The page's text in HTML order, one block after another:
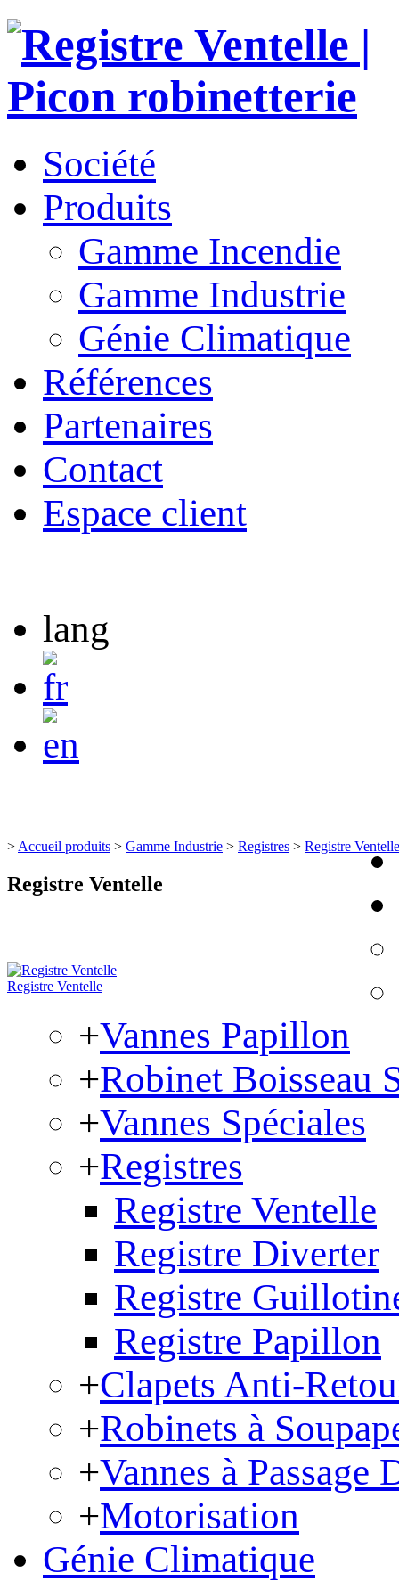
Société
Produits
Gamme Incendie
Gamme Industrie
Génie Climatique
Références
Partenaires
Contact
Espace client
lang
> Accueil produits > Gamme Industrie > Registres > Registre Ventelle
Registre Ventelle
Registre Ventelle
+Vannes Papillon
+Robinet Boisseau
+Vannes Spéciales
+Registres
Registre Ventelle
Registre Diverter
Registre
Registre Papillon
+Clapets Anti-
+Robinets à
+Vannes à Passage
+Motorisation
Génie Climatique